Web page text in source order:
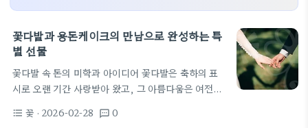
꽃다발과 용돈케이크의 만남으로 완성하는 특
별 선물
꽃다발 속 돈의 미학과 아이디어 꽃다발은 축하의 표
시로 오랜 기간 사랑받아 왔고, 그 아름다움은 여전히
다발의 감성으로 확장되면서 돈의 메시지가 더 명확해
format_list_bulleted 꽃 · 2026-02-28 textsms 0